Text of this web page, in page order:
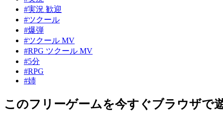
#実況 歓迎
#ツクール
#爆弾
#ツクール MV
#RPG ツクール MV
#5分
#RPG
#姉
このフリーゲームを今すぐブラウザで